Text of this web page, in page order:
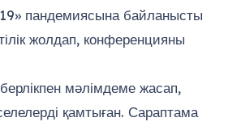
пандемиясына байланысты
жолдап, конференцияны
мәлімдеме жасап,
қамтыған. Сараптама